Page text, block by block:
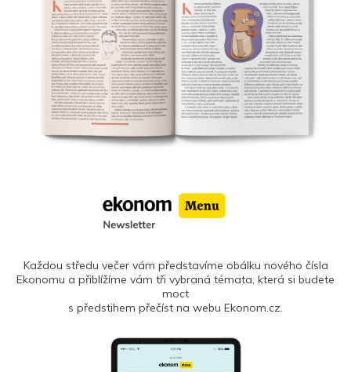
Každou středu večer vám představíme obálku nového čísla
Ekonomu a přiblížíme vám tři vybraná témata, která si budete
moct
s předstihem přečíst na webu Ekonom.cz.